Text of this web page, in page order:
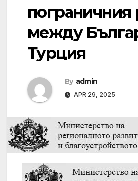
пограничния
между
Турция
By admin
APR 29, 2025